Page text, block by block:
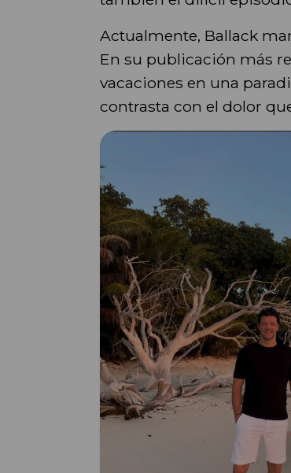
Actualmente, Ballack
En su publicación más
vacaciones en una
contrasta con el dolor